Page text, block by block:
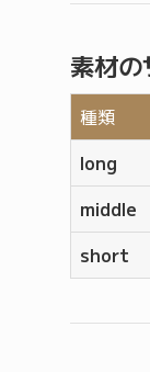
素材
種類
long
middle
short